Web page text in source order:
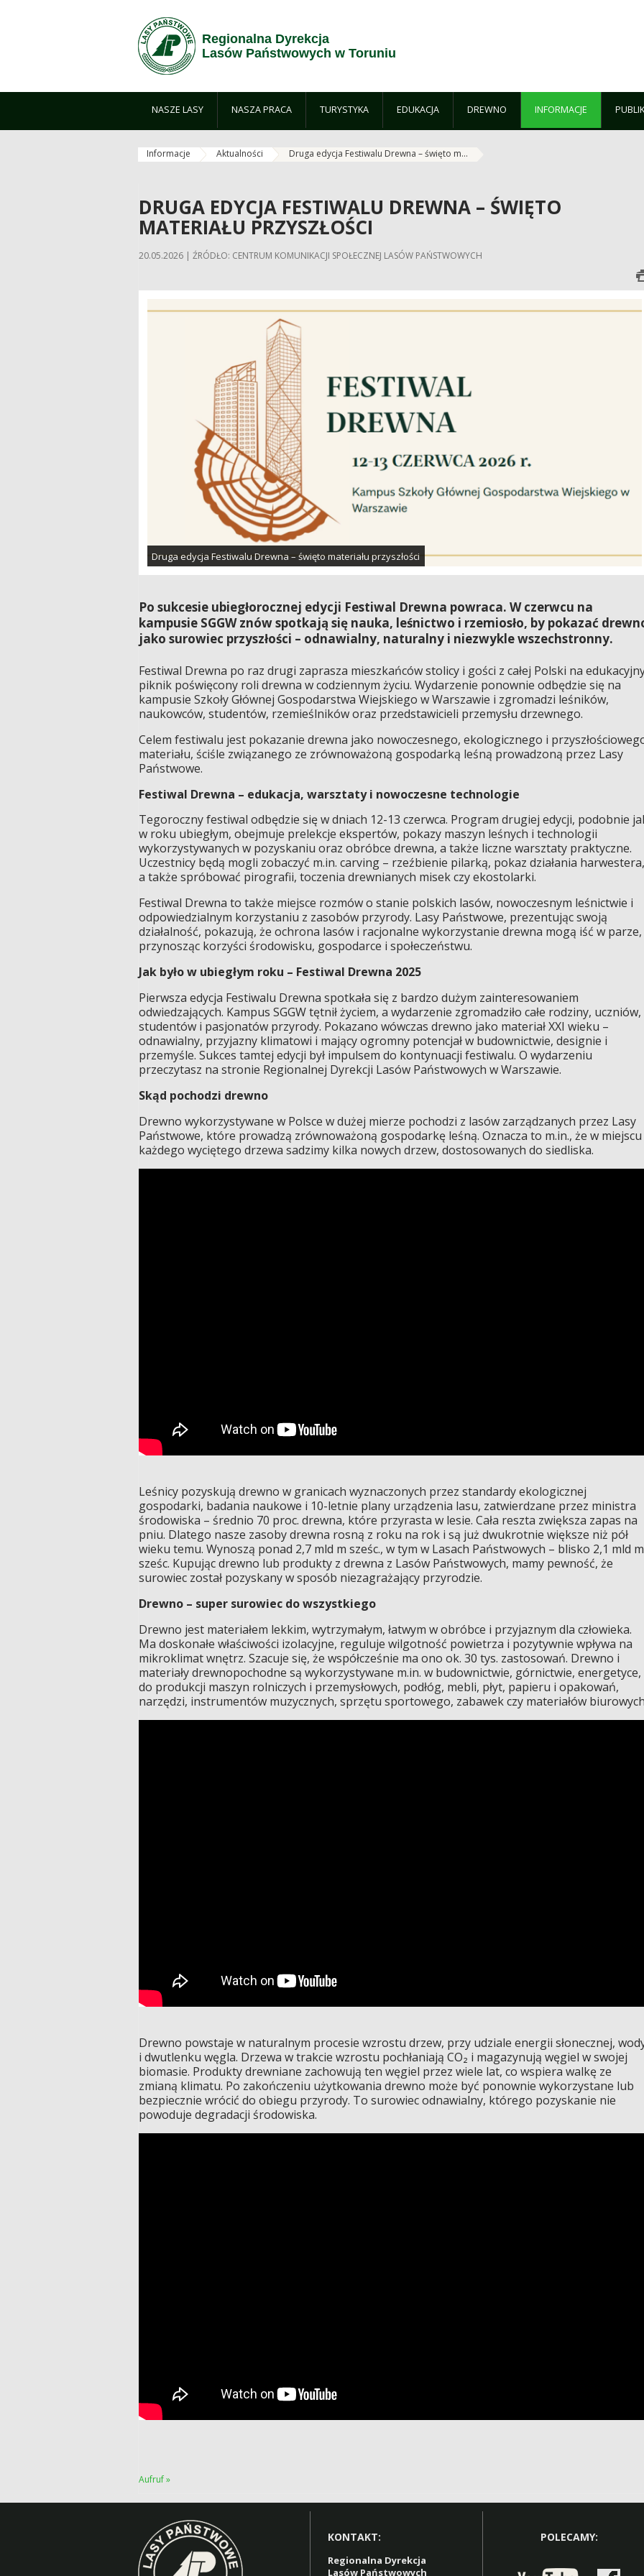
Regionalna Dyrekcja
Lasów Państwowych w Toruniu
NASZE LASY NASZA PRACA TURYSTYKA EDUKACJA DREWNO INFORMACJE
Informacje Aktualności Druga edycja Festiwalu Drewna – święto m...
DRUGA EDYCJA FESTIWALU DREWNA – ŚWIĘTO
MATERIAŁU PRZYSZŁOŚCI
20.05.2026 | ŹRÓDŁO: CENTRUM KOMUNIKACJI SPOŁECZNEJ LASÓW PAŃSTWOWYCH
Druga edycja Festiwalu Drewna – święto materiału przyszłości
Po sukcesie ubiegłorocznej edycji Festiwal Drewna powraca. W czerwcu na
kampusie SGGW znów spotkają się nauka, leśnictwo i rzemiosło, by pokazać
jako surowiec przyszłości – odnawialny, naturalny i niezwykle wszechstronny.
Festiwal Drewna po raz drugi zaprasza mieszkańców stolicy i gości z całej Polski na
piknik poświęcony roli drewna w codziennym życiu. Wydarzenie ponownie odbędzie się na
kampusie Szkoły Głównej Gospodarstwa Wiejskiego w Warszawie i zgromadzi leśników,
naukowców, studentów, rzemieślników oraz przedstawicieli przemysłu drzewnego.
Celem festiwalu jest pokazanie drewna jako nowoczesnego, ekologicznego i
materiału, ściśle związanego ze zrównoważoną gospodarką leśną prowadzoną przez Lasy
Państwowe.
Festiwal Drewna – edukacja, warsztaty i nowoczesne technologie
Tegoroczny festiwal odbędzie się w dniach 12-13 czerwca. Program drugiej edycji, podobnie
w roku ubiegłym, obejmuje prelekcje ekspertów, pokazy maszyn leśnych i technologii
wykorzystywanych w pozyskaniu oraz obróbce drewna, a także liczne warsztaty praktyczne.
Uczestnicy będą mogli zobaczyć m.in. carving – rzeźbienie pilarką, pokaz działania harwestera,
a także spróbować pirografii, toczenia drewnianych misek czy ekostolarki.
Festiwal Drewna to także miejsce rozmów o stanie polskich lasów, nowoczesnym leśnictwie i
odpowiedzialnym korzystaniu z zasobów przyrody. Lasy Państwowe, prezentując swoją
działalność, pokazują, że ochrona lasów i racjonalne wykorzystanie drewna mogą iść w parze,
przynosząc korzyści środowisku, gospodarce i społeczeństwu.
Jak było w ubiegłym roku – Festiwal Drewna 2025
Pierwsza edycja Festiwalu Drewna spotkała się z bardzo dużym zainteresowaniem
odwiedzających. Kampus SGGW tętnił życiem, a wydarzenie zgromadziło całe rodziny, uczniów,
studentów i pasjonatów przyrody. Pokazano wówczas drewno jako materiał XXI wieku –
odnawialny, przyjazny klimatowi i mający ogromny potencjał w budownictwie, designie i
przemyśle. Sukces tamtej edycji był impulsem do kontynuacji festiwalu. O wydarzeniu
przeczytasz na stronie Regionalnej Dyrekcji Lasów Państwowych w Warszawie.
Skąd pochodzi drewno
Drewno wykorzystywane w Polsce w dużej mierze pochodzi z lasów zarządzanych przez Lasy
Państwowe, które prowadzą zrównoważoną gospodarkę leśną. Oznacza to m.in., że w miejscu
każdego wyciętego drzewa sadzimy kilka nowych drzew, dostosowanych do siedliska.
Leśnicy pozyskują drewno w granicach wyznaczonych przez standardy ekologicznej
gospodarki, badania naukowe i 10-letnie plany urządzenia lasu, zatwierdzane przez ministra
środowiska – średnio 70 proc. drewna, które przyrasta w lesie. Cała reszta zwiększa zapas na
pniu. Dlatego nasze zasoby drewna rosną z roku na rok i są już dwukrotnie większe niż pół
wieku temu. Wynoszą ponad 2,7 mld m sześc., w tym w Lasach Państwowych – blisko 2,1 mld m
sześc. Kupując drewno lub produkty z drewna z Lasów Państwowych, mamy pewność, że
surowiec został pozyskany w sposób niezagrażający przyrodzie.
Drewno – super surowiec do wszystkiego
Drewno jest materiałem lekkim, wytrzymałym, łatwym w obróbce i przyjaznym dla człowieka.
Ma doskonałe właściwości izolacyjne, reguluje wilgotność powietrza i pozytywnie wpływa na
mikroklimat wnętrz. Szacuje się, że współcześnie ma ono ok. 30 tys. zastosowań. Drewno i
materiały drewnopochodne są wykorzystywane m.in. w budownictwie, górnictwie, energetyce,
do produkcji maszyn rolniczych i przemysłowych, podłóg, mebli, płyt, papieru i opakowań,
narzędzi, instrumentów muzycznych, sprzętu sportowego, zabawek czy materiałów
Drewno powstaje w naturalnym procesie wzrostu drzew, przy udziale energii słonecznej,
i dwutlenku węgla. Drzewa w trakcie wzrostu pochłaniają CO₂ i magazynują węgiel w swojej
biomasie. Produkty drewniane zachowują ten węgiel przez wiele lat, co wspiera walkę ze
zmianą klimatu. Po zakończeniu użytkowania drewno może być ponownie wykorzystane lub
bezpiecznie wrócić do obiegu przyrody. To surowiec odnawialny, którego pozyskanie nie
powoduje degradacji środowiska.
Aufruf »
KONTAKT:
Regionalna Dyrekcja
Lasów Państwowych
POLECAMY: